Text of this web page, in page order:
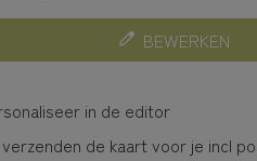
BEWERKEN
in de editor
de kaart voor je incl